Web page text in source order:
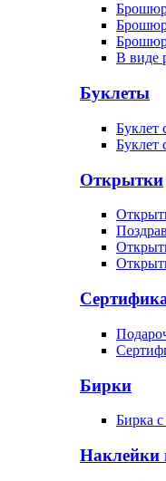
В виде
Буклеты
Буклет
Буклет
Открытки
Бирки
Бирка
Наклейки